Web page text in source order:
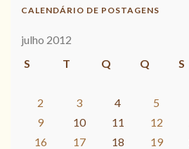
CALENDÁRIO DE POSTAGENS
julho 2012
S
T Q Q S
2
3 4 5
9
10 11 12
16
17 18 19